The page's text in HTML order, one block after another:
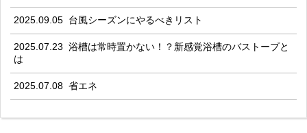
2025.09.05 台風シーズンにやるべきリスト
2025.07.23 浴槽は常時置かない！？新感覚浴槽のバストープと
は
2025.07.08 省エネ